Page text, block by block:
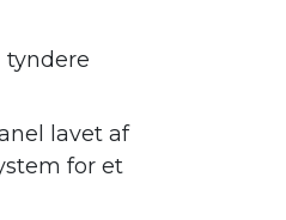
tyndere
lavet af
for et